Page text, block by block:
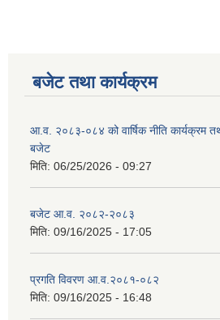
बजेट तथा कार्यक्रम
आ.व. २०८३-०८४ को वार्षिक नीति कार्यक्रम
बजेट
मिति: 06/25/2026 - 09:27
बजेट आ.व. २०८२-२०८३
मिति: 09/16/2025 - 17:05
प्रगति विवरण आ.व.२०८१-०८२
मिति: 09/16/2025 - 16:48